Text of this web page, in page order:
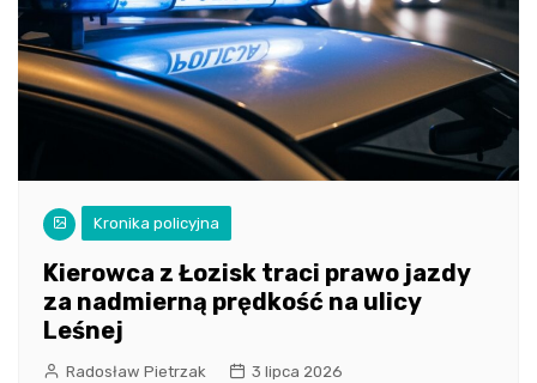
Kronika policyjna
Kierowca z Łozisk traci prawo jazdy
za nadmierną prędkość na ulicy
Leśnej
Radosław Pietrzak 3 lipca 2026